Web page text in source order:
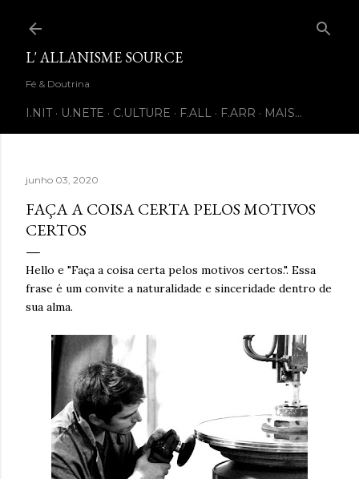
L' ALLANISME SOURCE
Fé & Doutrina
I.NIT U.NETE C.ULTURE F.ALL F.ARR MAIS…
junho 03, 2020
FAÇA A COISA CERTA PELOS MOTIVOS
CERTOS
Hello e "Faça a coisa certa pelos motivos certos.". Essa
frase é um convite a naturalidade e sinceridade dentro de
sua alma.